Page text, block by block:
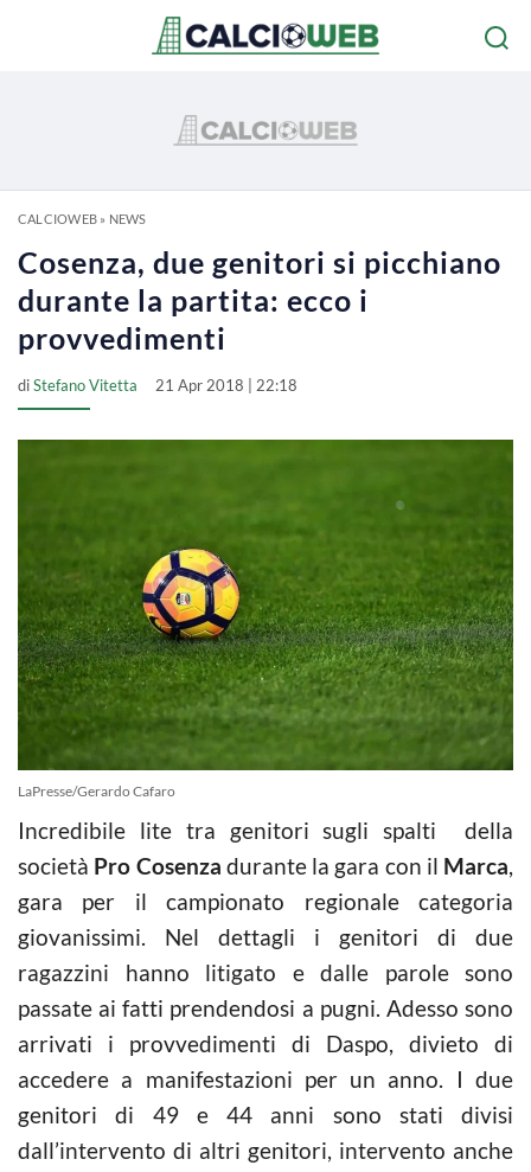
CALCIOWEB» NEWS
Cosenza, due genitori si picchiano
durante la partita: ecco i
provvedimenti
diStefano Vitetta 21 Apr 2018 | 22:18
LaPresse/Gerardo Cafaro
Incredibile lite tra genitori sugli spalti della
società Pro Cosenza durante la gara con il Marca,
gara per il campionato regionale categoria
giovanissimi. Nel dettagli i genitori di due
ragazzini hanno litigato e dalle parole sono
passate ai fatti prendendosi a pugni. Adesso sono
arrivati i provvedimenti di Daspo, divieto di
accedere a manifestazioni per un anno. I due
genitori di 49 e 44 anni sono stati divisi
dall’intervento di altri genitori, intervento anche